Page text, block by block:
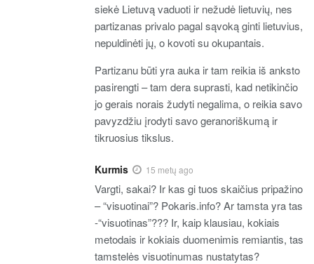
siekė Lietuvą vaduoti ir nežudė lietuvių, nes
partizanas privalo pagal sąvoką ginti lietuvius,
nepuldinėti jų, o kovoti su okupantais.
Partizanu būti yra auka ir tam reikia iš anksto
pasirengti – tam dera suprasti, kad netikinčio
jo gerais norais žudyti negalima, o reikia savo
pavyzdžiu įrodyti savo geranoriškumą ir
tikruosius tikslus.
Kurmis 15 metų ago
Vargti, sakai? Ir kas gi tuos skaičius pripažino
– “visuotinai”? Pokaris.info? Ar tamsta yra tas
-“visuotinas”??? Ir, kaip klausiau, kokiais
metodais ir kokiais duomenimis remiantis, tas
tamstelės visuotinumas nustatytas?